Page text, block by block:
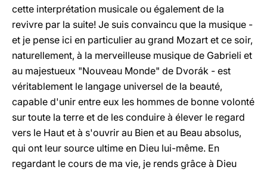
cette interprétation musicale ou également de la
revivre par la suite! Je suis convaincu que la musique -
et je pense ici en particulier au grand Mozart et ce soir,
naturellement, à la merveilleuse musique de Gabrieli et
au majestueux "Nouveau Monde" de Dvorák - est
véritablement le langage universel de la beauté,
capable d'unir entre eux les hommes de bonne volonté
sur toute la terre et de les conduire à élever le regard
vers le Haut et à s'ouvrir au Bien et au Beau absolus,
qui ont leur source ultime en Dieu lui-même. En
regardant le cours de ma vie, je rends grâce à Dieu